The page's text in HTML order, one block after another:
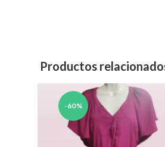
Productos
-60%